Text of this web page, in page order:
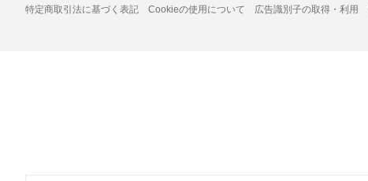
特定商取引法に基づく表記 Cookieの使用について 広告識別子の取得・利用